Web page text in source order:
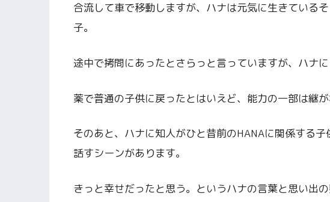
合流して車で移動しますが、ハナは元気に生きている
子。
途中で拷問にあったとさらっと言っていますが、ハナ
薬で普通の子供に戻ったとはいえど、能力の一部は継
そのあと、ハナに知人がひと昔前のHANAに関係する
話すシーンがあります。
きっと幸せだったと思う。というハナの言葉と思い出の